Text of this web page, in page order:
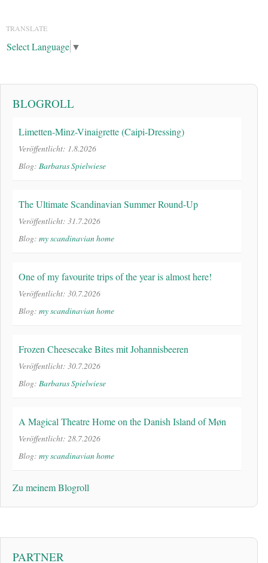
TRANSLATE
Select Language ▼
BLOGROLL
Limetten-Minz-Vinaigrette (Caipi-Dressing)
Veröffentlicht: 1.8.2026
Blog: Barbaras Spielwiese
The Ultimate Scandinavian Summer Round-Up
Veröffentlicht: 31.7.2026
Blog: my scandinavian home
One of my favourite trips of the year is almost here!
Veröffentlicht: 30.7.2026
Blog: my scandinavian home
Frozen Cheesecake Bites mit Johannisbeeren
Veröffentlicht: 30.7.2026
Blog: Barbaras Spielwiese
A Magical Theatre Home on the Danish Island of Møn
Veröffentlicht: 28.7.2026
Blog: my scandinavian home
Zu meinem Blogroll
PARTNER